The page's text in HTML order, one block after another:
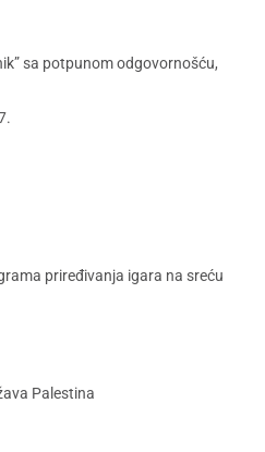
sa potpunom odgovornošću,
priređivanja igara na sreću
Palestina